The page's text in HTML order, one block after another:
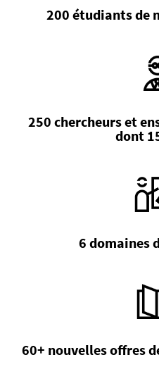
200 étudiants de
250 chercheurs et
dont
6 domaines
60+ nouvelles offres